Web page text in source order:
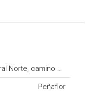
Norte, camino El
Peñaflor